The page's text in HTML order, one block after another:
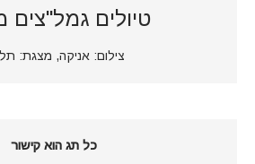
טיולים גמל"צים
צילום: אניקה, מצגת:
כל תג הוא קישור